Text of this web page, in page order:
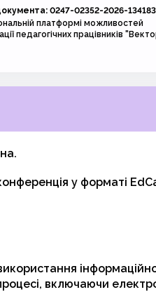
0247-02352-2026-134183
платформі можливостей
педагогічних працівників
у форматі
включаючи